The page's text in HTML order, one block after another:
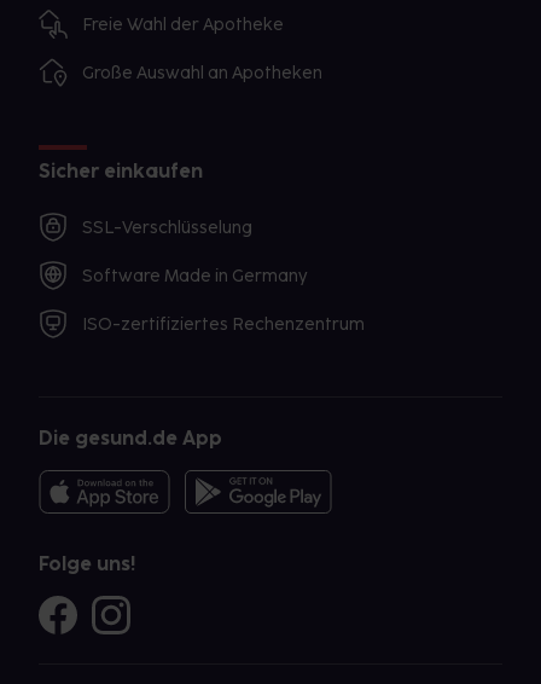
Freie Wahl der Apotheke
Große Auswahl an Apotheken
Sicher einkaufen
SSL-Verschlüsselung
Software Made in Germany
ISO-zertifiziertes Rechenzentrum
Die gesund.de App
Folge uns!